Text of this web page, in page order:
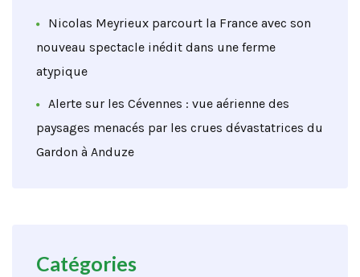
Nicolas Meyrieux parcourt la France avec son
nouveau spectacle inédit dans une ferme
atypique
Alerte sur les Cévennes : vue aérienne des
paysages menacés par les crues dévastatrices du
Gardon à Anduze
Catégories